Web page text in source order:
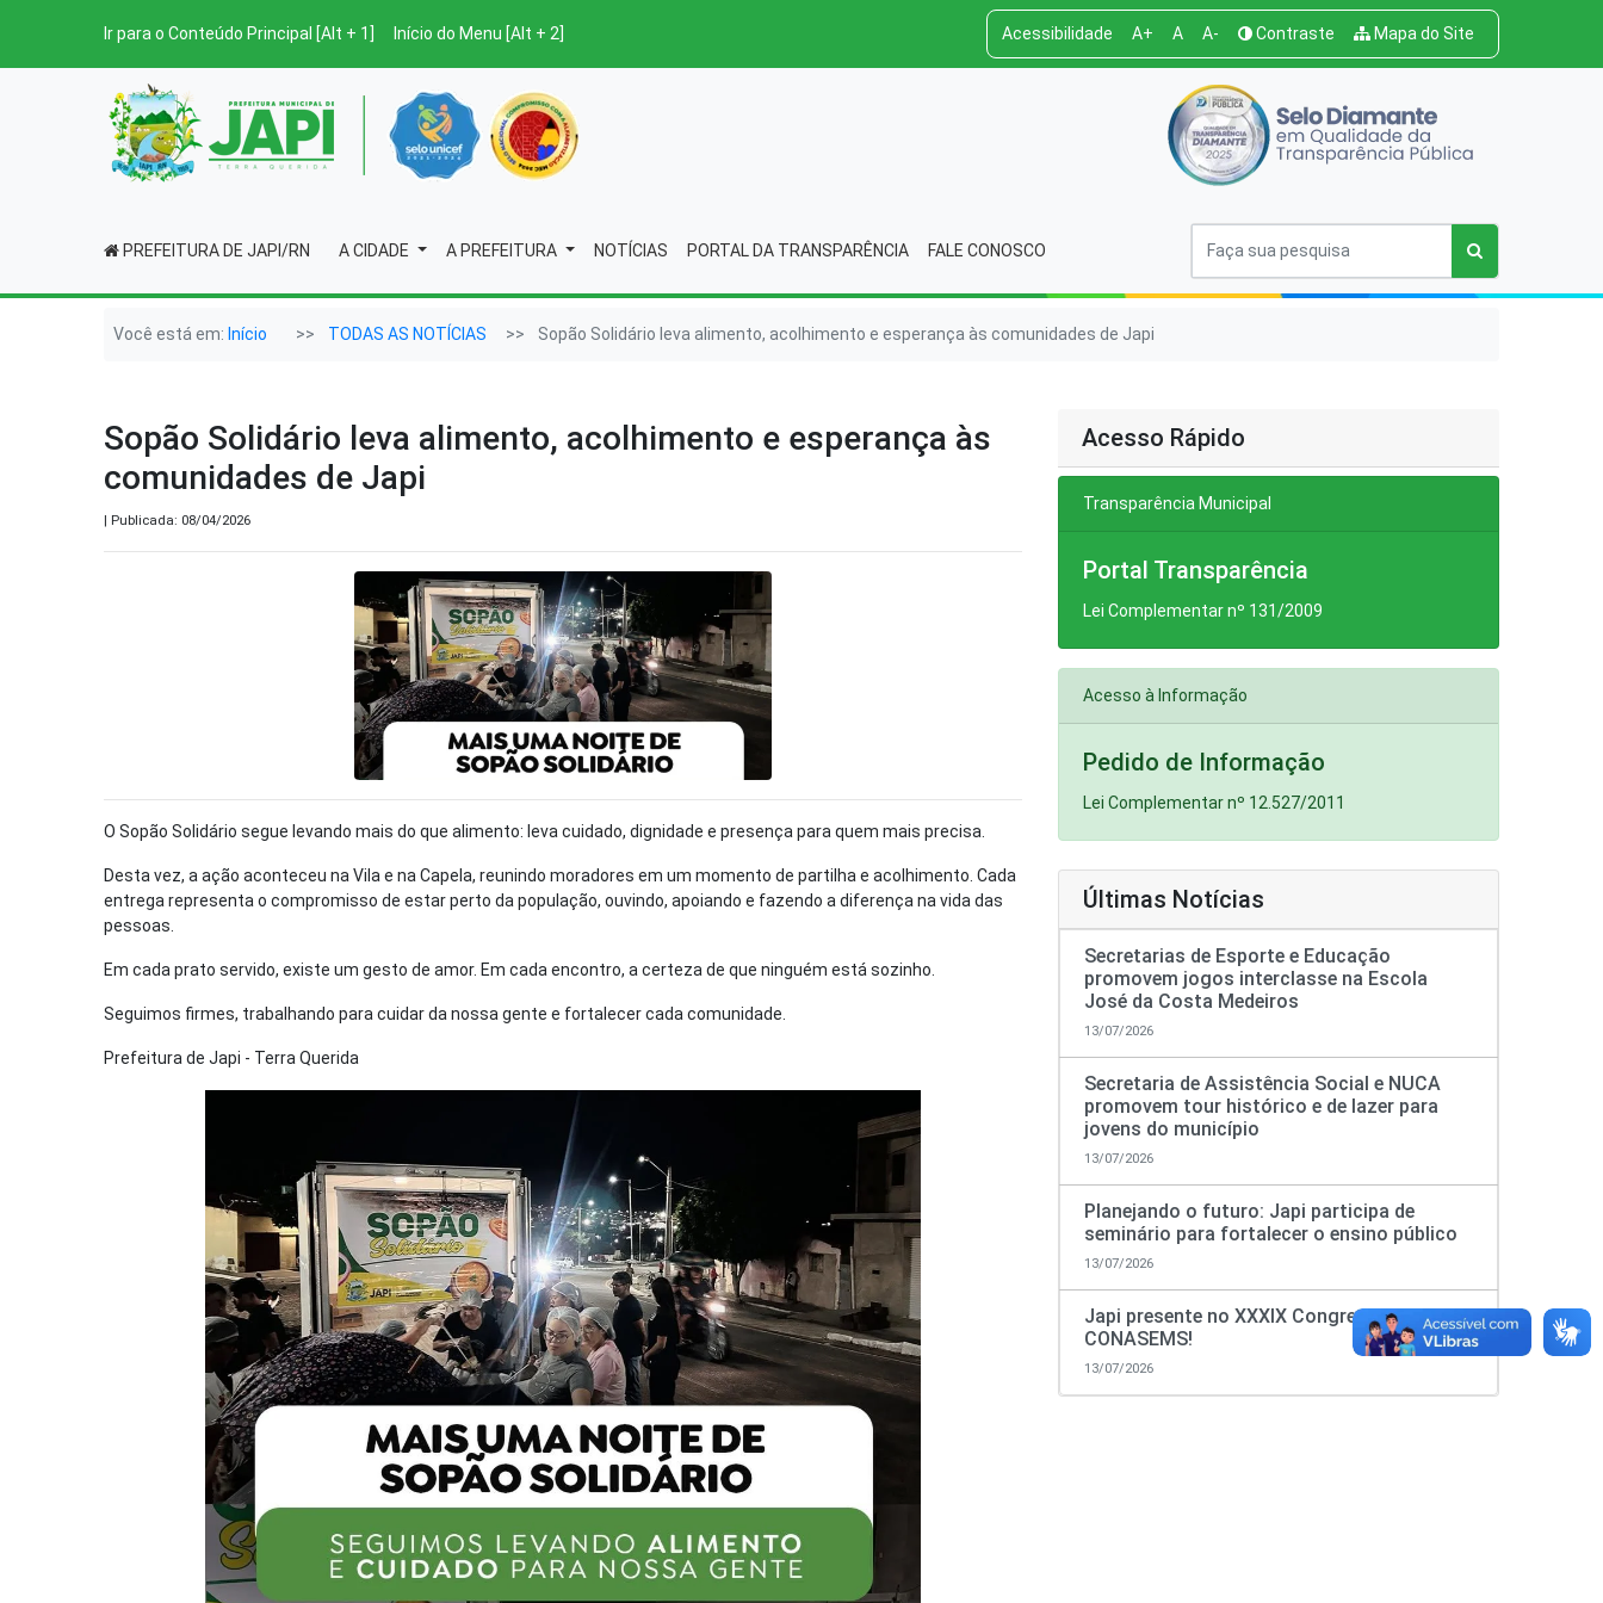
Ir para o Conteúdo Principal [Alt + 1] Início do Menu [Alt + 2] Acessibilidade A+ A A- Contraste Mapa do Site
PREFEITURA DE JAPI/RN A CIDADE A PREFEITURA NOTÍCIAS PORTAL DA TRANSPARÊNCIA FALE CONOSCO
Você está em: Início TODAS AS NOTÍCIAS Sopão Solidário leva alimento, acolhimento e esperança às comunidades de Japi
Sopão Solidário leva alimento, acolhimento e esperança às
comunidades de Japi
| Publicada: 08/04/2026
O Sopão Solidário segue levando mais do que alimento: leva cuidado, dignidade e presença para quem mais precisa.
Desta vez, a ação aconteceu na Vila e na Capela, reunindo moradores em um momento de partilha e acolhimento. Cada
entrega representa o compromisso de estar perto da população, ouvindo, apoiando e fazendo a diferença na vida das
pessoas.
Em cada prato servido, existe um gesto de amor. Em cada encontro, a certeza de que ninguém está sozinho.
Seguimos firmes, trabalhando para cuidar da nossa gente e fortalecer cada comunidade.
Prefeitura de Japi - Terra Querida
Acesso Rápido
Transparência Municipal
Portal Transparência
Lei Complementar nº 131/2009
Acesso à Informação
Pedido de Informação
Lei Complementar nº 12.527/2011
Últimas Notícias
Secretarias de Esporte e Educação
promovem jogos interclasse na Escola
José da Costa Medeiros
13/07/2026
Secretaria de Assistência Social e NUCA
promovem tour histórico e de lazer para
jovens do município
13/07/2026
Planejando o futuro: Japi participa de
seminário para fortalecer o ensino público
13/07/2026
Japi presente no XXXIX Congresso do
CONASEMS!
13/07/2026